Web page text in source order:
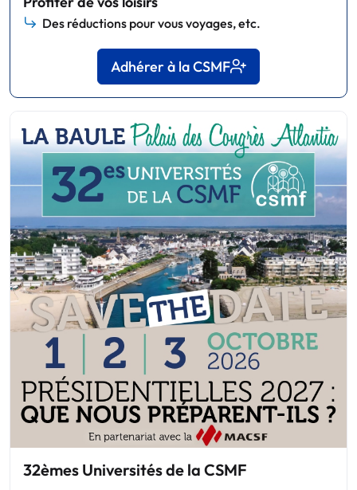
Des réductions pour vous voyages, etc.
Adhérer à la CSMF
32èmes Universités de la CSMF